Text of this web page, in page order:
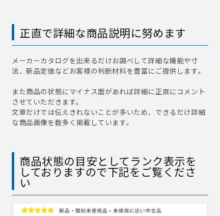
正直で詳細な商品説明に努めます
メーカーカタログを出来るだけお調べして詳細な機能や寸
法、新品定価などお客様の判断材料を豊富にご提供します。
また商品の状態にマイナス面があれば詳細に正直にコメント
させていただきます。
文章だけでは伝えきれないことが多いため、できるだけ詳細
な商品画像を数多く掲載しています。
商品状態の目安としてランク表示を
しておりますので下記をご覧くださ
い